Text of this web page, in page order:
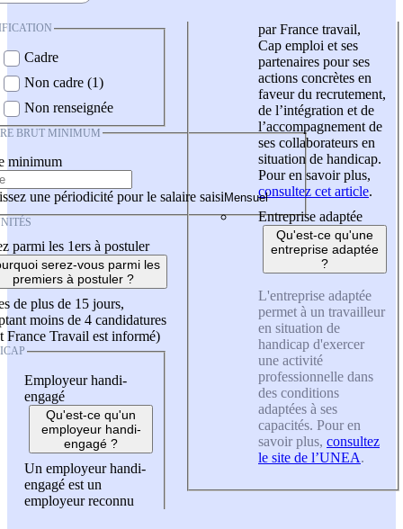
Cadre
Non cadre (1)
Non renseignée
BRUT MINIMUM
minimum
une périodicité pour le salaire saisi
parmi les 1ers à postuler
serez-vous parmi les
premiers à postuler ?
de plus de 15 jours,
moins de 4 candidatures
France Travail est informé)
Employeur handi-
engagé
Qu'est-ce qu'un
employeur handi-
engagé ?
Un employeur handi-
engagé est un
employeur reconnu
par France travail,
Cap emploi et ses
partenaires pour ses
actions concrètes en
faveur du recrutement,
de l’intégration et de
l’accompagnement de
ses collaborateurs en
situation de handicap.
Pour en savoir plus,
consultez cet article.
Entreprise adaptée
Qu'est-ce qu'une
entreprise adaptée
?
L'entreprise adaptée
permet à un travailleur
en situation de
handicap d'exercer
une activité
professionnelle dans
des conditions
adaptées à ses
capacités. Pour en
savoir plus, consultez
le site de l’UNEA.